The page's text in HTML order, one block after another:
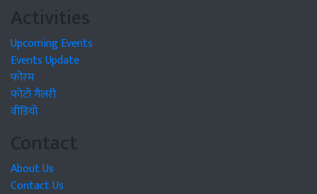
Activities
Upcoming Events
Events Update
फोरम
फोटो गैलरी
वीडियो
Contact
About Us
Contact Us